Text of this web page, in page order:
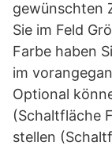
gewünschten
Sie im Feld
Farbe haben
im
Optional
(Schaltfläche
stellen